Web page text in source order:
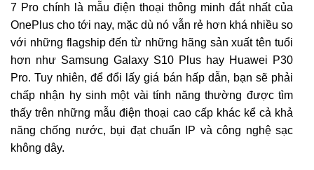
7 Pro chính là mẫu điện thoại thông minh đắt nhất của
OnePlus cho tới nay, mặc dù nó vẫn rẻ hơn khá nhiều so
với những flagship đến từ những hãng sản xuất tên tuổi
hơn như Samsung Galaxy S10 Plus hay Huawei P30
Pro. Tuy nhiên, để đổi lấy giá bán hấp dẫn, bạn sẽ phải
chấp nhận hy sinh một vài tính năng thường được tìm
thấy trên những mẫu điện thoại cao cấp khác kể cả khả
năng chống nước, bụi đạt chuẩn IP và công nghệ sạc
không dây.